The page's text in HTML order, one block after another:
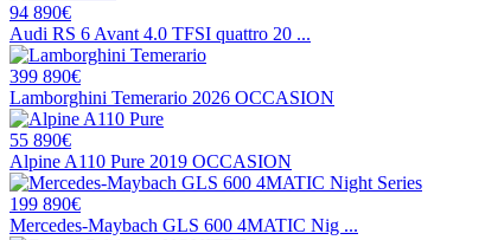
94 890€
Audi RS 6 Avant 4.0 TFSI quattro 20 ...
399 890€
Lamborghini Temerario 2026 OCCASION
55 890€
Alpine A110 Pure 2019 OCCASION
199 890€
Mercedes-Maybach GLS 600 4MATIC Nig ...